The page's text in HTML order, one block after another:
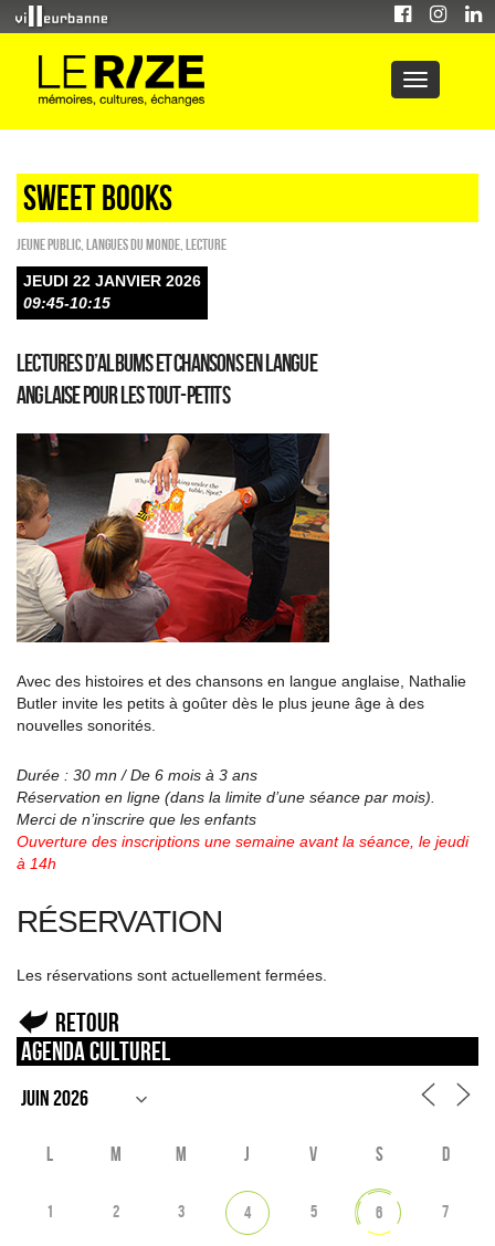
sweet books
Jeune public Langues du monde Lecture
JEUDI 22 JANVIER 2026
09:45-10:15
Lectures d’albums et chansons en langue
anglaise pour les tout-petits
Avec des histoires et des chansons en langue anglaise, Nathalie
Butler invite les petits à goûter dès le plus jeune âge à des
nouvelles sonorités.
Durée : 30 mn / De 6 mois à 3 ans
Réservation en ligne (dans la limite d’une séance par mois).
Merci de n’inscrire que les enfants
Ouverture des inscriptions une semaine avant la séance, le jeudi
à 14h
RÉSERVATION
Les réservations sont actuellement fermées.
Retour
Agenda culturel
L M M J V S D
1 2 3 4 5 6 7